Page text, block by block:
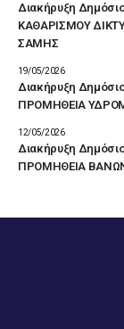
Διακήρυξη
ΚΑΘΑΡΙΣΜΟΥ
ΣΑΜΗΣ
Διακήρυξη
ΠΡΟΜΗΘΕΙΑ
19/05/2026
Διακήρυξη
ΠΡΟΜΗΘΕΙΑ ΒΑΝΩΝ
12/05/2026